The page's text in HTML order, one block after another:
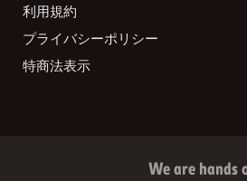
利用規約
プライバシーポリシー
特商法表示
We are hands